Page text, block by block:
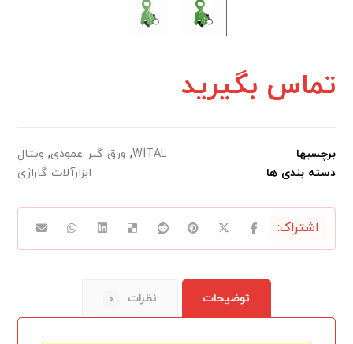
تماس بگیرید
برچسبها WITAL
, ورق گیر عمودی, ویتال
دسته بندی ها
ابزارآلات گاراژی
توضیحات نظرات ۰